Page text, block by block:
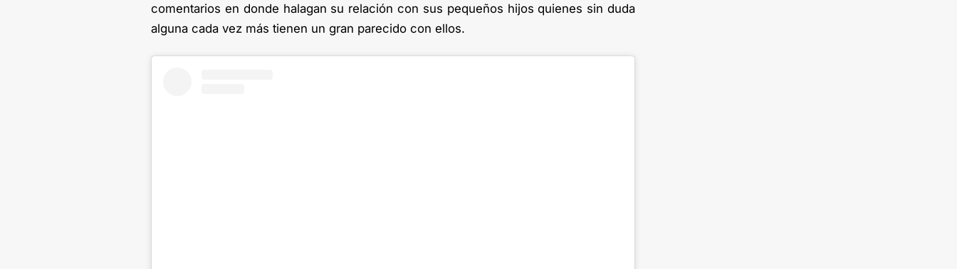
comentarios en donde halagan su relación con sus pequeños hijos quienes sin duda
alguna cada vez más tienen un gran parecido con ellos.